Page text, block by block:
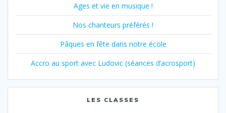
Ages et vie en musique !
Nos chanteurs préférés !
Pâques en fête dans notre école
Accro au sport avec Ludovic (séances d’acrosport)
LES CLASSES